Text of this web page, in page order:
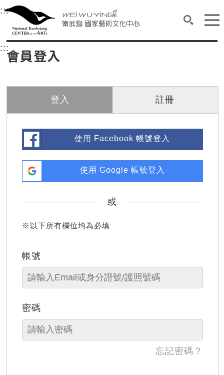
衛武營國家藝術文化中心
中央內容區塊，為本頁主要內容區。
:::選單連結區塊，此區塊列有本網站主要連結。
衛武營國家藝術文化中心
搜尋(開
網
::: 中央內容區塊，為本頁主要內容區。
會員登入
登入 註冊
使用 Facebook 帳號登入
使用 Google 帳號登入
或
※以下所有欄位均為必填
帳號
密碼
忘記密碼？